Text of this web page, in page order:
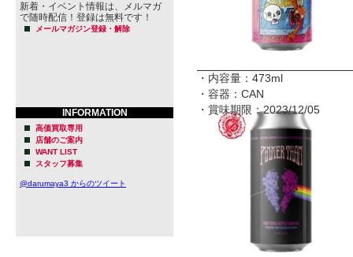
新着・イベント情報は、メルマガ
で随時配信！登録は無料です！
メールマガジン登録・解除
INFORMATION
高価買取専用
店舗のご案内
WANT LIST
スタッフ募集
@darumaya3 からのツイート
・内容量：473ml
・容器：CAN
・賞味期限：2023/12/05